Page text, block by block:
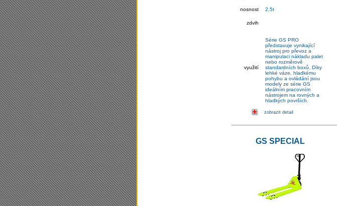
nosnost 2,5t
zdvih
využití
Série GS PRO
představuje vynikající
nástroj pro převoz a
manipulaci nákladu palet
nebo rozměrově
standardních boxů. Díky
lehké váze, hladkému
pohybu a ovládání jsou
modely ze série GS
ideálním pracovním
nástrojem na rovných a
hladkých površích.
zobrazit detail
GS SPECIAL